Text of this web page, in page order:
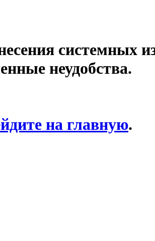
системных
неудобства.
на главную.